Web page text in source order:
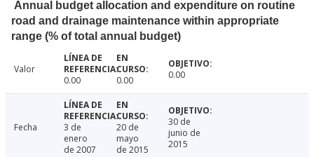
Annual budget allocation and expenditure on routine
road and drainage maintenance within appropriate
range (% of total annual budget)
Valor
0.00
0.00 0.00
Fecha
3 de
enero
de 2007
20 de
mayo
de 2015
30 de
junio de
2015